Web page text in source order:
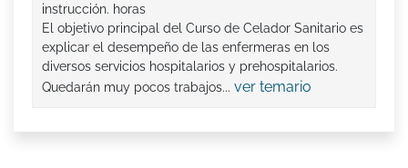
instrucción. horas
El objetivo principal del Curso de Celador Sanitario es
explicar el desempeño de las enfermeras en los
diversos servicios hospitalarios y prehospitalarios.
Quedarán muy pocos trabajos... ver temario